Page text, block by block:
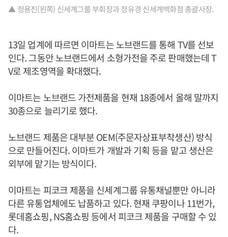
▲ 정용진(왼쪽) 신세계그룹 부회장과 정유경 신세계백화점 총괄사장.
13일 업계에 따르면 이마트는 노브랜드를 통해 TV를 선보
인다. 그동안 노브랜드에서 소형가전을 주로 판매했는데 T
V로 제조영역을 확대했다.
이마트는 노브랜드 가전제품을 현재 18종에서 올해 말까지
30종으로 늘리기로 했다.
노브랜드 제품은 대부분 OEM(주문자상표부착생산) 방식
으로 만들어진다. 이마트가 개발과 기획 등을 맡고 생산은
외부에 맡기는 방식이다.
이마트는 피코크 제품을 신세계그룹 유통채널뿐만 아니라
다른 유통업체에도 납품하고 있다. 현재 쿠팡이나 11번가,
롯데홈쇼핑, NS홈쇼핑 등에서 피코크 제품을 구매할 수 있
다.